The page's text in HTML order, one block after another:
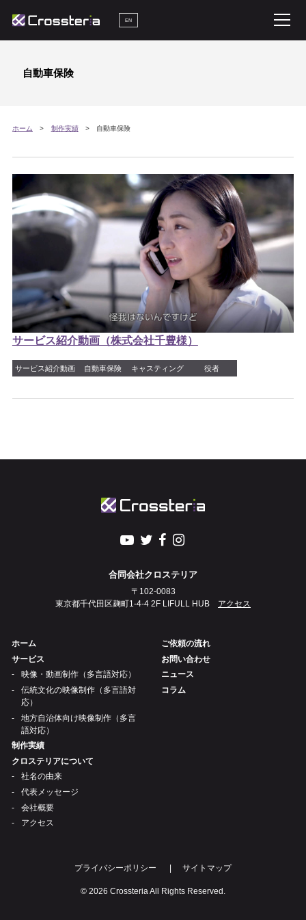
EN
自動車保険
ホーム 制作実績 自動車保険
サービス紹介動画（株式会社千豊様）
サービス紹介動画 自動車保険 キャスティング 役者
合同会社クロステリア
〒102-0083
東京都千代田区麹町1-4-4 2F LIFULL HUB アクセス
ホーム
サービス
映像・動画制作（多言語対応）
伝統文化の映像制作（多言語対
応）
地方自治体向け映像制作（多言
語対応）
制作実績
クロステリアについて
社名の由来
代表メッセージ
会社概要
アクセス
ご依頼の流れ
お問い合わせ
ニュース
コラム
プライバシーポリシー サイトマップ
© 2026 Crossteria All Rights Reserved.